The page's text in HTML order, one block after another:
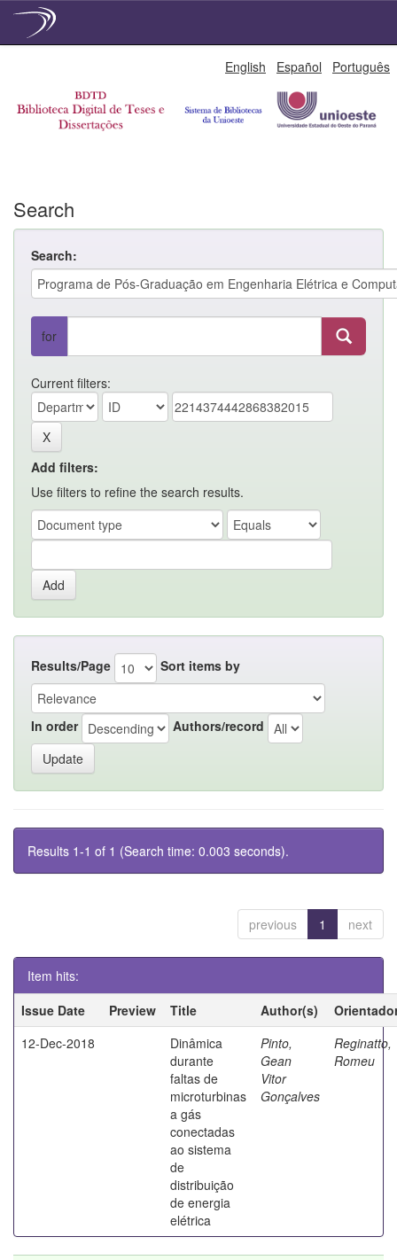
English Español Português
Search
Search:
for
Current filters:
Add filters:
Use filters to refine the search results.
Results/Page Sort items by
In order Authors/record
Results 1-1 of 1 (Search time: 0.003 seconds).
previous 1 next
Item hits:
Issue Date
Preview Title Author(s)
12-Dec-2018
Dinâmica
durante
faltas de
microturbinas
a gás
conectadas
ao sistema
de
distribuição
de energia
elétrica
Pinto,
Gean
Vitor
Gonçalves
Reginatto,
Romeu